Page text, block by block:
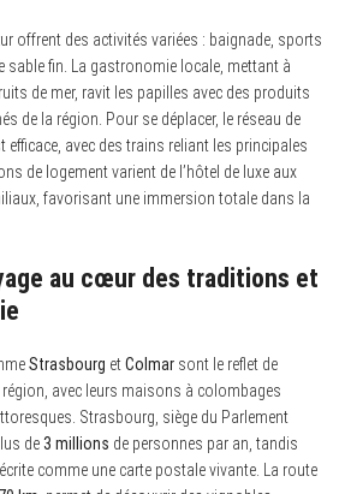
offrent des activités variées : baignade, sports
sable fin. La gastronomie locale, mettant à
de mer, ravit les papilles avec des produits
de la région. Pour se déplacer, le réseau de
avec des trains reliant les principales
de logement varient de l’hôtel de luxe aux
favorisant une immersion totale dans la
au cœur des traditions et
Strasbourg etColmarsont le reflet de
région, avec leurs maisons à colombages
Strasbourg, siège du Parlement
de3 millions de personnes par an, tandis
comme une carte postale vivante. La route